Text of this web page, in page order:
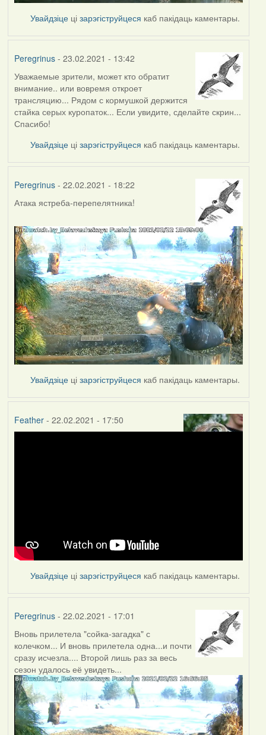
Увайдзіце цізарэгіструйцеся каб пакідаць каментары.
Peregrinus- 23.02.2021 - 13:42
Уважаемые зрители, может кто обратит
внимание.. или вовремя откроет
трансляцию... Рядом с кормушкой держится
стайка серых куропаток... Если увидите, сделайте скрин...
Спасибо!
Увайдзіце цізарэгіструйцеся каб пакідаць каментары.
Peregrinus- 22.02.2021 - 18:22
Атака ястреба-перепелятника!
Увайдзіце цізарэгіструйцеся каб пакідаць каментары.
Feather- 22.02.2021 - 17:50
Увайдзіце цізарэгіструйцеся каб пакідаць каментары.
Peregrinus- 22.02.2021 - 17:01
Вновь прилетела "сойка-загадка" с
колечком... И вновь прилетела одна...и почти
сразу исчезла.... Второй лишь раз за весь
сезон удалось её увидеть...